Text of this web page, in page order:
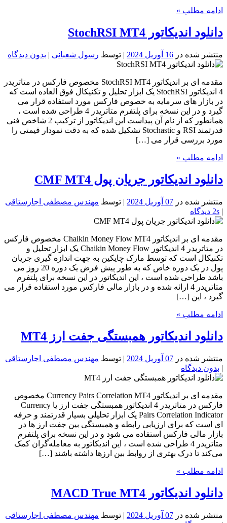
ادامه مطلب »
دانلود اندیکاتور StochRSI MT4
منتشر شده در 16 آوریل 2024 | توسط رسول شعبانی | بدون دیدگاه
مقدمه ای بر اندیکاتور StochRSI MT4 مخصوص فارکس در متاتریدر
4 اندیکاتور StochRSI یک ابزار تحلیل و تکنیکال فوق العاده است که
در بازار های سرمایه به خصوص فارکس مورد استفاده قرار می
گیرد و در این نسخه برای پلتفرم متاتریدر 4 طراحی شده است ،
همانطور که از نام آن پیداست این اندیکاتور از ترکیب 2 شاخص فنی
قدرتمند RSI و Stochastic تشکیل شده که به دقت نمودار قیمتی را
مورد بررسی قرار می […]
ادامه مطلب »
دانلود اندیکاتور جریان پول CMF MT4
منتشر شده در 07 آوریل 2024 | توسط مهندس مصطفی اجارستاقی
| 2s دیدگاه
مقدمه ای بر اندیکاتور Chaikin Money Flow MT4 مخصوص فارکس
در متاتریدر 4 اندیکاتور Chaikin Money Flow یک ابزار تحلیل و
تکنیکال است که توسط مارک چایکین به جهت اندازه گیری جریان
پول در یک دوره خاص که به طور پیش فرض یک دوره 20 روز می
باشد طراحی شده است ، این اندیکاتور در این نسخه برای پلتفرم
متاتریدر 4 ارائه شده و در بازار مالی فارکس مورد استفاده قرار می
گیرد ، این […]
ادامه مطلب »
دانلود اندیکاتور همبستگی جفت ارز MT4
منتشر شده در 07 آوریل 2024 | توسط مهندس مصطفی اجارستاقی
| بدون دیدگاه
مقدمه ای بر اندیکاتور Currency Pairs Correlation MT4 مخصوص
فارکس در متاتریدر 4 اندیکاتور همبستگی جفت ارز یا Currency
Pairs Correlation Indicator یک ابزار تحلیلی بسیار قدرتمند و حرفه
ای است که برای ارزیابی رابطه و همبستگی بین جفت ارز ها در
بازار مالی فارکس استفاده می شود و در این نسخه برای پلتفرم
متاتریدر 4 طراحی شده است ، این اندیکاتور به معامله‌گران کمک
می‌کند تا درک بهتری از روابط بین ارزها داشته باشند […]
ادامه مطلب »
دانلود اندیکاتور MACD True MT4
منتشر شده در 07 آوریل 2024 | توسط مهندس مصطفی اجارستاقی